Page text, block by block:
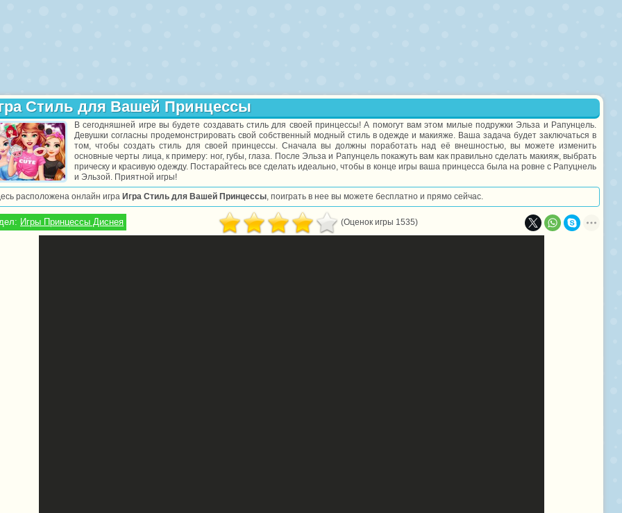
Стиль для Вашей Принцессы
В сегодняшней игре вы будете создавать стиль для своей принцессы! А помогут вам этом милые подружки Эльза и Рапунцель.
Девушки согласны продемонстрировать свой собственный модный стиль в одежде и макияже. Ваша задача будет заключаться в
том, чтобы создать стиль для своей принцессы. Сначала вы должны поработать над её внешностью, вы можете изменить
основные черты лица, к примеру: ног, губы, глаза. После Эльза и Рапунцель покажуть вам как правильно сделать макияж, выбрать
прическу и красивую одежду. Постарайтесь все сделать идеально, чтобы в конце игры ваша принцесса была на ровне с Рапуцнель
и Эльзой. Приятной игры!
расположена онлайн игра Игра Стиль для Вашей Принцессы, поиграть в нее вы можете бесплатно и прямо сейчас.
Игры Принцессы Диснея (Оценок игры 1535)